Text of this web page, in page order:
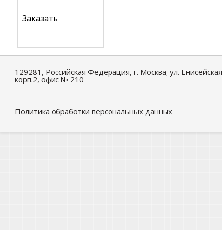
Заказать
129281, Российская Федерация, г. Москва, ул.
корп.2, офис № 210
Политика обработки персональных данных